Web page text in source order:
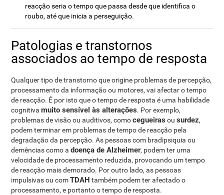
reacção seria o tempo que passa desde que identifica o
roubo, até que inicia a perseguição.
Patologias e transtornos
associados ao tempo de resposta
Qualquer tipo de transtorno que origine problemas de percepção,
processamento da informação ou motores, vai afectar o tempo
de reacção. É por isto que o tempo de resposta é uma habilidade
cognitivamuito sensível às alterações. Por exemplo,
problemas de visão ou auditivos, comocegueiras ousurdez,
podem terminar em problemas de tempo de reacção pela
degradação da percepção. As pessoas com bradipsiquia ou
demências como adoença de Alzheimer, podem ter uma
velocidade de processamento reduzida, provocando um tempo
de reacção mais demorado. Por outro lado, as pessoas
impulsivas ou comTDAH também podem ter afectado o
processamento, e portanto o tempo de resposta.